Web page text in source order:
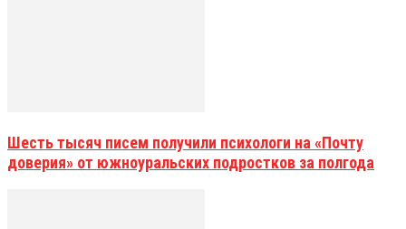
Шесть тысяч писем получили психологи на «Почту
доверия» от южноуральских подростков за полгода